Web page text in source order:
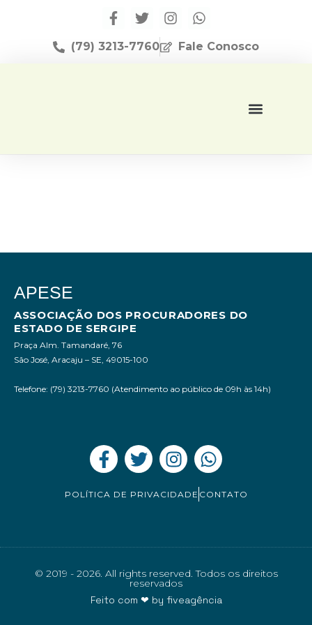
(79) 3213-7760 Fale Conosco
APESE
ASSOCIAÇÃO DOS PROCURADORES DO
ESTADO DE SERGIPE
Praça Alm. Tamandaré, 76
São José, Aracaju – SE, 49015-100
Telefone: (79) 3213-7760 (Atendimento ao público de 09h às 14h)
POLÍTICA DE PRIVACIDADE CONTATO
© 2019 - 2026. All rights reserved. Todos os direitos
reservados
Feito com ❤ by fiveagência